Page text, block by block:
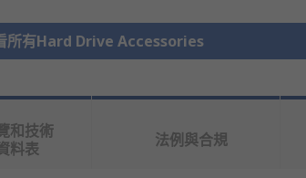
所有Hard Drive Accessories
和技術
料表
法例與合規